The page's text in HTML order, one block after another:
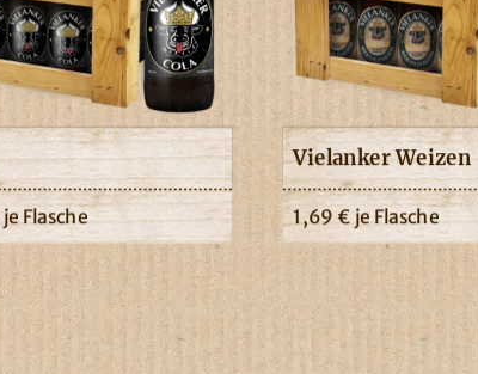
je Flasche
Vielanker Weizen
1,69€ je Flasche